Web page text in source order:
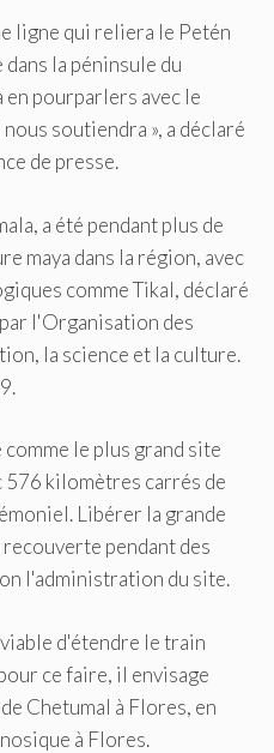
ligne qui reliera le Petén
la péninsule du
en pourparlers avec le
soutiendra », a déclaré
de presse.
a été pendant plus de
maya dans la région, avec
comme Tikal, déclaré
l'Organisation des
la science et la culture.
le plus grand site
kilomètres carrés de
Libérer la grande
pendant des
l'administration du site.
d'étendre le train
ce faire, il envisage
Chetumal à Flores, en
à Flores.